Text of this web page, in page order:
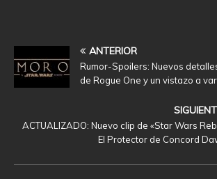
ANTERIOR
Rumor-Spoilers: Nuevos
de Rogue One y un vistazo a
ACTUALIZADO: Nuevo clip de «Star Wars
El Protector de Concord